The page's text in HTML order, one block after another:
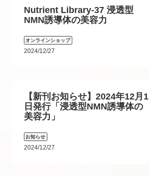
Nutrient Library-37 浸透型
NMN誘導体の美容力
オンラインショップ
2024/12/27
【新刊お知らせ】2024年12月1
日発行「浸透型NMN誘導体の
美容力」
お知らせ
2024/12/27